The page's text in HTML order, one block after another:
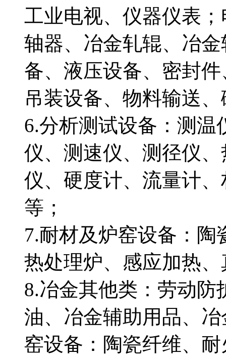
工业电视、仪器仪表
轴器、冶金轧辊、冶
备、液压设备、密封
吊装设备、物料输送
6.分析测试设备：测
仪、测速仪、测径仪
仪、硬度计、流量计
等；
7.耐材及炉窑设备：
热处理炉、感应加热
8.冶金其他类：劳动
油、冶金辅助用品、
窑设备：陶瓷纤维、